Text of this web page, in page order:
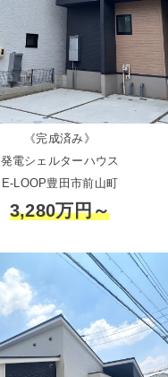
《完成済み》
発電シェルターハウス
E-LOOP豊田市前山町
3,280万円～